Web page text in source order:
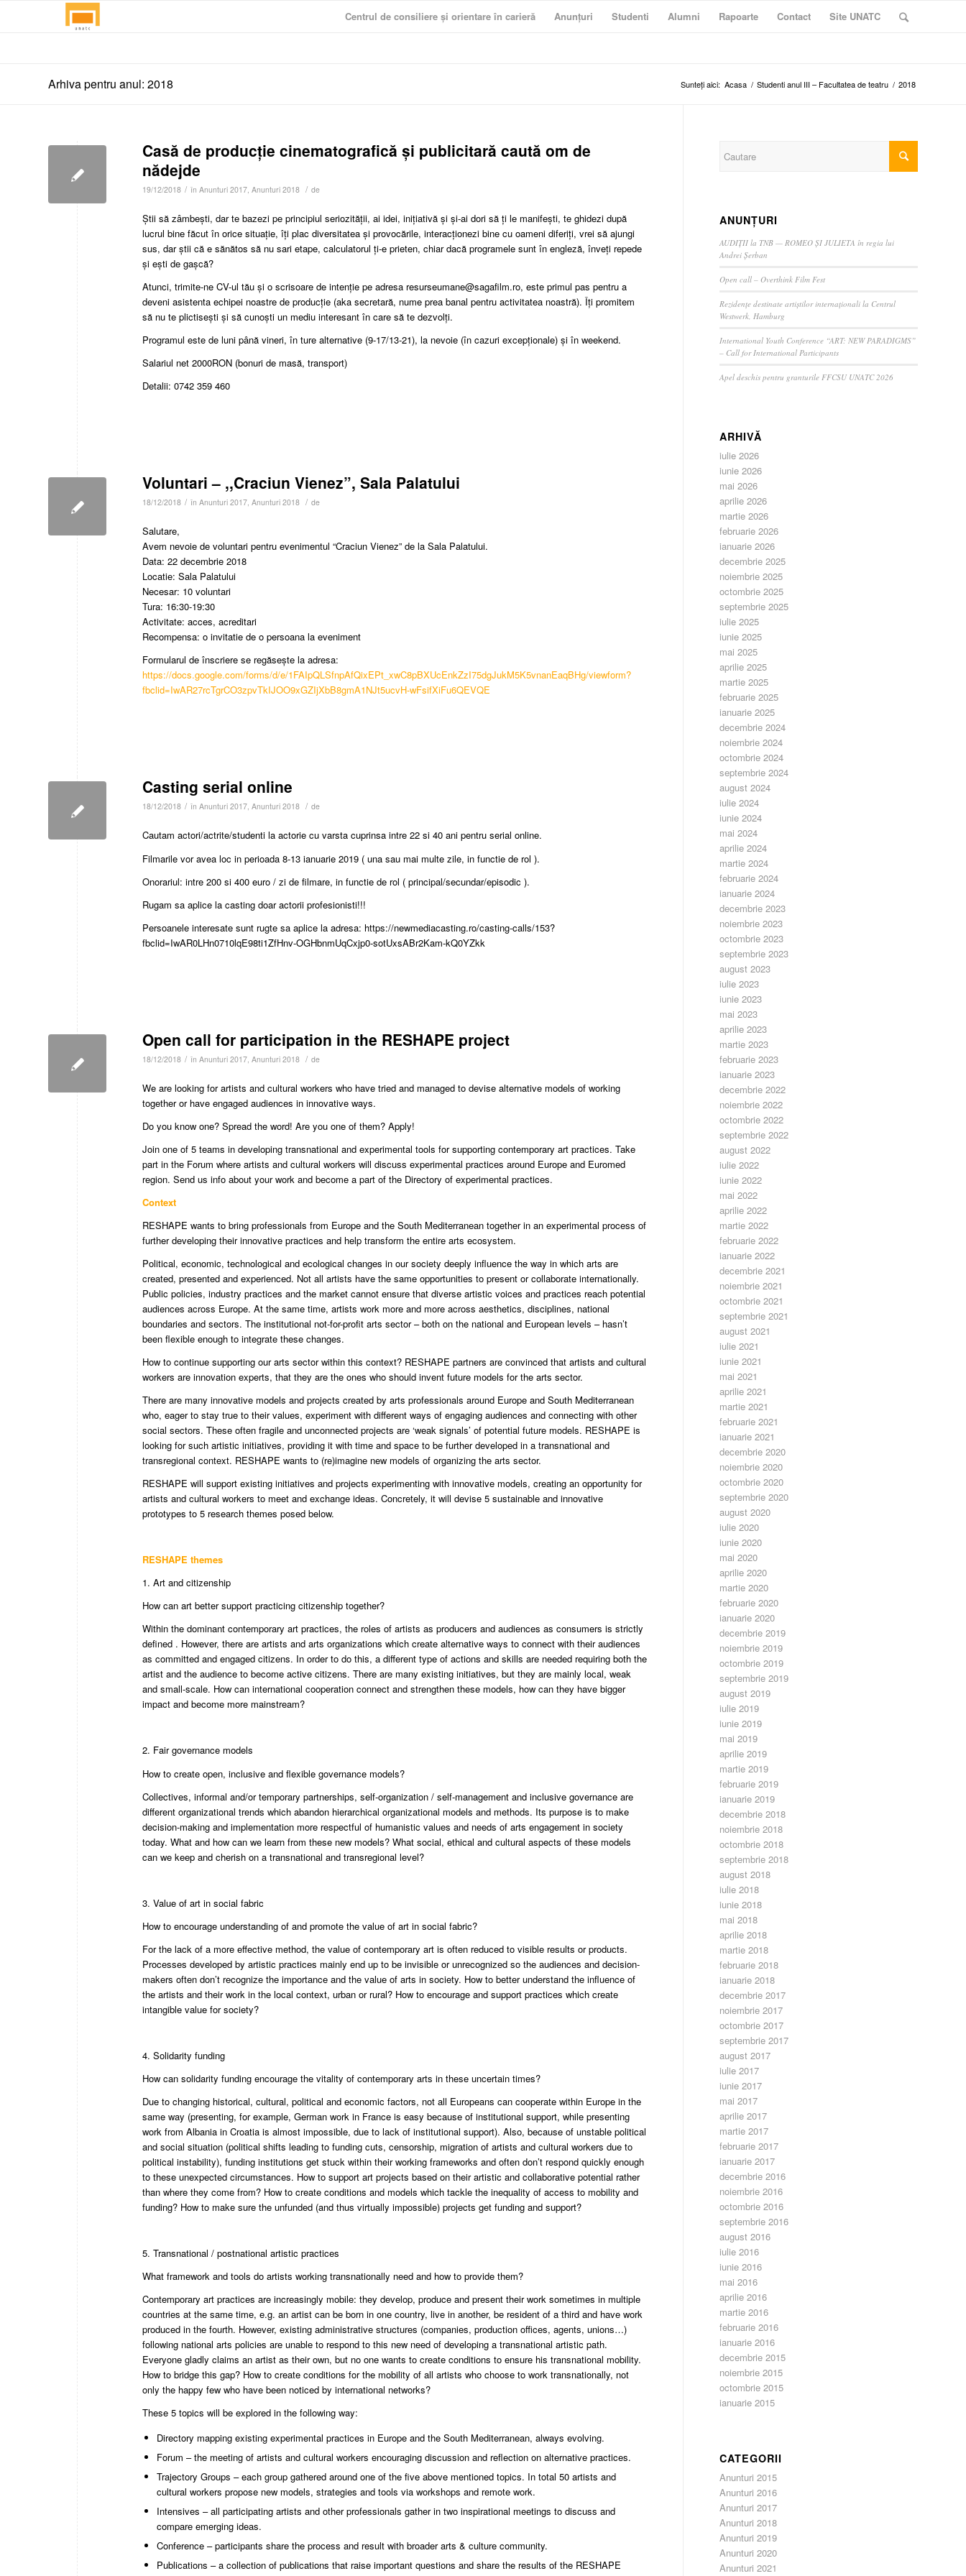
Centrul de consiliere și orientare în carieră Anunțuri Studenti Alumni Rapoarte Contact Site UNATC
Arhiva pentru anul: 2018 Sunteți aici: Acasa / Studenti anul III – Facultatea de teatru / 2018
Casă de producție cinematografică și publicitară caută om de
nădejde
19/12/2018 / în Anunturi 2017, Anunturi 2018 / de
Știi să zâmbești, dar te bazezi pe principiul seriozității, ai idei, inițiativă și și-ai dori să ți le manifești, te ghidezi după
lucrul bine făcut în orice situație, îți plac diversitatea și provocările, interacționezi bine cu oameni diferiți, vrei să ajungi
sus, dar știi că e sănătos să nu sari etape, calculatorul ți-e prieten, chiar dacă programele sunt în engleză, înveți repede
și ești de gașcă?
Atunci, trimite-ne CV-ul tău și o scrisoare de intenție pe adresa resurseumane@sagafilm.ro, este primul pas pentru a
deveni asistenta echipei noastre de producție (aka secretară, nume prea banal pentru activitatea noastră). Îți promitem
să nu te plictisești și să cunoști un mediu interesant în care să te dezvolți.
Programul este de luni până vineri, în ture alternative (9-17/13-21), la nevoie (în cazuri excepționale) și în weekend.
Salariul net 2000RON (bonuri de masă, transport)
Detalii: 0742 359 460
Voluntari – ,,Craciun Vienez”, Sala Palatului
18/12/2018 / în Anunturi 2017, Anunturi 2018 / de
Salutare,
Avem nevoie de voluntari pentru evenimentul “Craciun Vienez” de la Sala Palatului.
Data: 22 decembrie 2018
Locatie: Sala Palatului
Necesar: 10 voluntari
Tura: 16:30-19:30
Activitate: acces, acreditari
Recompensa: o invitatie de o persoana la eveniment
Formularul de înscriere se regăsește la adresa:
https://docs.google.com/forms/d/e/1FAIpQLSfnpAfQixEPt_xwC8pBXUcEnkZzI75dgJukM5K5vnanEaqBHg/viewform?
fbclid=IwAR27rcTgrCO3zpvTkIJOO9xGZIjXbB8gmA1NJt5ucvH-wFsifXiFu6QEVQE
Casting serial online
18/12/2018 / în Anunturi 2017, Anunturi 2018 / de
Cautam actori/actrite/studenti la actorie cu varsta cuprinsa intre 22 si 40 ani pentru serial online.
Filmarile vor avea loc in perioada 8-13 ianuarie 2019 ( una sau mai multe zile, in functie de rol ).
Onorariul: intre 200 si 400 euro / zi de filmare, in functie de rol ( principal/secundar/episodic ).
Rugam sa aplice la casting doar actorii profesionisti!!!
Persoanele interesate sunt rugte sa aplice la adresa: https://newmediacasting.ro/casting-calls/153?
fbclid=IwAR0LHn0710lqE98ti1ZfHnv-OGHbnmUqCxjp0-sotUxsABr2Kam-kQ0YZkk
Open call for participation in the RESHAPE project
18/12/2018 / în Anunturi 2017 Anunturi 2018 / de
We are looking for artists and cultural workers who have tried and managed to devise alternative models of working
together or have engaged audiences in innovative ways.
Do you know one? Spread the word! Are you one of them? Apply!
Join one of 5 teams in developing transnational and experimental tools for supporting contemporary art practices. Take
part in the Forum where artists and cultural workers will discuss experimental practices around Europe and Euromed
region. Send us info about your work and become a part of the Directory of experimental practices.
Context
RESHAPE wants to bring professionals from Europe and the South Mediterranean together in an experimental process of
further developing their innovative practices and help transform the entire arts ecosystem.
Political, economic, technological and ecological changes in our society deeply influence the way in which arts are
created, presented and experienced. Not all artists have the same opportunities to present or collaborate internationally.
Public policies, industry practices and the market cannot ensure that diverse artistic voices and practices reach potential
audiences across Europe. At the same time, artists work more and more across aesthetics, disciplines, national
boundaries and sectors. The institutional not-for-profit arts sector – both on the national and European levels – hasn’t
been flexible enough to integrate these changes.
How to continue supporting our arts sector within this context? RESHAPE partners are convinced that artists and cultural
workers are innovation experts, that they are the ones who should invent future models for the arts sector.
There are many innovative models and projects created by arts professionals around Europe and South Mediterranean
who, eager to stay true to their values, experiment with different ways of engaging audiences and connecting with other
social sectors. These often fragile and unconnected projects are ‘weak signals’ of potential future models. RESHAPE is
looking for such artistic initiatives, providing it with time and space to be further developed in a transnational and
transregional context. RESHAPE wants to (re)imagine new models of organizing the arts sector.
RESHAPE will support existing initiatives and projects experimenting with innovative models, creating an opportunity for
artists and cultural workers to meet and exchange ideas. Concretely, it will devise 5 sustainable and innovative
prototypes to 5 research themes posed below.
RESHAPE themes
1. Art and citizenship
How can art better support practicing citizenship together?
Within the dominant contemporary art practices, the roles of artists as producers and audiences as consumers is strictly
defined . However, there are artists and arts organizations which create alternative ways to connect with their audiences
as committed and engaged citizens. In order to do this, a different type of actions and skills are needed requiring both the
artist and the audience to become active citizens. There are many existing initiatives, but they are mainly local, weak
and small-scale. How can international cooperation connect and strengthen these models, how can they have bigger
impact and become more mainstream?
2. Fair governance models
How to create open, inclusive and flexible governance models?
Collectives, informal and/or temporary partnerships, self-organization / self-management and inclusive governance are
different organizational trends which abandon hierarchical organizational models and methods. Its purpose is to make
decision-making and implementation more respectful of humanistic values and needs of arts engagement in society
today. What and how can we learn from these new models? What social, ethical and cultural aspects of these models
can we keep and cherish on a transnational and transregional level?
3. Value of art in social fabric
How to encourage understanding of and promote the value of art in social fabric?
For the lack of a more effective method, the value of contemporary art is often reduced to visible results or products.
Processes developed by artistic practices mainly end up to be invisible or unrecognized so the audiences and decision-
makers often don’t recognize the importance and the value of arts in society. How to better understand the influence of
the artists and their work in the local context, urban or rural? How to encourage and support practices which create
intangible value for society?
4. Solidarity funding
How can solidarity funding encourage the vitality of contemporary arts in these uncertain times?
Due to changing historical, cultural, political and economic factors, not all Europeans can cooperate within Europe in the
same way (presenting, for example, German work in France is easy because of institutional support, while presenting
work from Albania in Croatia is almost impossible, due to lack of institutional support). Also, because of unstable political
and social situation (political shifts leading to funding cuts, censorship, migration of artists and cultural workers due to
political instability), funding institutions get stuck within their working frameworks and often don’t respond quickly enough
to these unexpected circumstances. How to support art projects based on their artistic and collaborative potential rather
than where they come from? How to create conditions and models which tackle the inequality of access to mobility and
funding? How to make sure the unfunded (and thus virtually impossible) projects get funding and support?
5. Transnational / postnational artistic practices
What framework and tools do artists working transnationally need and how to provide them?
Contemporary art practices are increasingly mobile: they develop, produce and present their work sometimes in multiple
countries at the same time, e.g. an artist can be born in one country, live in another, be resident of a third and have work
produced in the fourth. However, existing administrative structures (companies, production offices, agents, unions…)
following national arts policies are unable to respond to this new need of developing a transnational artistic path.
Everyone gladly claims an artist as their own, but no one wants to create conditions to ensure his transnational mobility.
How to bridge this gap? How to create conditions for the mobility of all artists who choose to work transnationally, not
only the happy few who have been noticed by international networks?
These 5 topics will be explored in the following way:
Directory mapping existing experimental practices in Europe and the South Mediterranean, always evolving.
Forum – the meeting of artists and cultural workers encouraging discussion and reflection on alternative practices.
Trajectory Groups – each group gathered around one of the five above mentioned topics. In total 50 artists and
cultural workers propose new models, strategies and tools via workshops and remote work.
Intensives – all participating artists and other professionals gather in two inspirational meetings to discuss and
compare emerging ideas.
Conference – participants share the process and result with broader arts & culture community.
Publications – a collection of publications that raise important questions and share the results of the RESHAPE
ANUNȚURI
AUDIȚII la TNB — ROMEO ȘI JULIETA în regia lui
Andrei Șerban
Open call – Overthink Film Fest
Rezidențe destinate artiștilor internaționali la Centrul
Westwerk, Hamburg
International Youth Conference “ART: NEW PARADIGMS”
– Call for International Participants
Apel deschis pentru granturile FFCSU UNATC 2026
ARHIVĂ
iulie 2026
iunie 2026
mai 2026
aprilie 2026
martie 2026
februarie 2026
ianuarie 2026
decembrie 2025
noiembrie 2025
octombrie 2025
septembrie 2025
iulie 2025
iunie 2025
mai 2025
aprilie 2025
martie 2025
februarie 2025
ianuarie 2025
decembrie 2024
noiembrie 2024
octombrie 2024
septembrie 2024
august 2024
iulie 2024
iunie 2024
mai 2024
aprilie 2024
martie 2024
februarie 2024
ianuarie 2024
decembrie 2023
noiembrie 2023
octombrie 2023
septembrie 2023
august 2023
iulie 2023
iunie 2023
mai 2023
aprilie 2023
martie 2023
februarie 2023
ianuarie 2023
decembrie 2022
noiembrie 2022
octombrie 2022
septembrie 2022
august 2022
iulie 2022
iunie 2022
mai 2022
aprilie 2022
martie 2022
februarie 2022
ianuarie 2022
decembrie 2021
noiembrie 2021
octombrie 2021
septembrie 2021
august 2021
iulie 2021
iunie 2021
mai 2021
aprilie 2021
martie 2021
februarie 2021
ianuarie 2021
decembrie 2020
noiembrie 2020
octombrie 2020
septembrie 2020
august 2020
iulie 2020
iunie 2020
mai 2020
aprilie 2020
martie 2020
februarie 2020
ianuarie 2020
decembrie 2019
noiembrie 2019
octombrie 2019
septembrie 2019
august 2019
iulie 2019
iunie 2019
mai 2019
aprilie 2019
martie 2019
februarie 2019
ianuarie 2019
decembrie 2018
noiembrie 2018
octombrie 2018
septembrie 2018
august 2018
iulie 2018
iunie 2018
mai 2018
aprilie 2018
martie 2018
februarie 2018
ianuarie 2018
decembrie 2017
noiembrie 2017
octombrie 2017
septembrie 2017
august 2017
iulie 2017
iunie 2017
mai 2017
aprilie 2017
martie 2017
februarie 2017
ianuarie 2017
decembrie 2016
noiembrie 2016
octombrie 2016
septembrie 2016
august 2016
iulie 2016
iunie 2016
mai 2016
aprilie 2016
martie 2016
februarie 2016
ianuarie 2016
decembrie 2015
noiembrie 2015
octombrie 2015
ianuarie 2015
CATEGORII
Anunturi 2015
Anunturi 2016
Anunturi 2017
Anunturi 2018
Anunturi 2019
Anunturi 2020
Anunturi 2021